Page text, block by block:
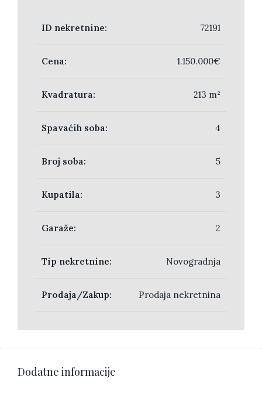
ID nekretnine: 72191
Cena: 1.150.000€
Kvadratura: 213 m²
Spavaćih soba: 4
Broj soba: 5
Kupatila: 3
Garaže: 2
Tip nekretnine: Novogradnja
Prodaja/Zakup: Prodaja nekretnina
Dodatne informacije